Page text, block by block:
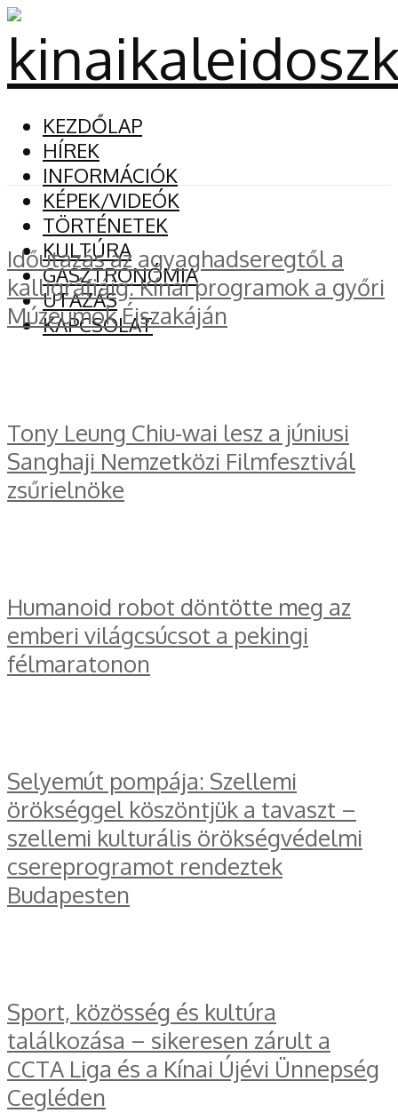
KEZDŐLAP
HÍREK
INFORMÁCIÓK
KÉPEK/VIDEÓK
TÖRTÉNETEK
KULTÚRA
GASZTRONÓMIA
UTAZÁS
KAPCSOLAT
Időutazás az agyaghadseregtől a
kalligráfiáig: Kínai programok a győri
Múzeumok Éjszakáján
Tony Leung Chiu-wai lesz a júniusi
Sanghaji Nemzetközi Filmfesztivál
zsűrielnöke
Humanoid robot döntötte meg az
emberi világcsúcsot a pekingi
félmaratonon
Selyemút pompája: Szellemi
örökséggel köszöntjük a tavaszt –
szellemi kulturális örökségvédelmi
csereprogramot rendeztek
Budapesten
Sport, közösség és kultúra
találkozása – sikeresen zárult a
CCTA Liga és a Kínai Újévi Ünnepség
Cegléden